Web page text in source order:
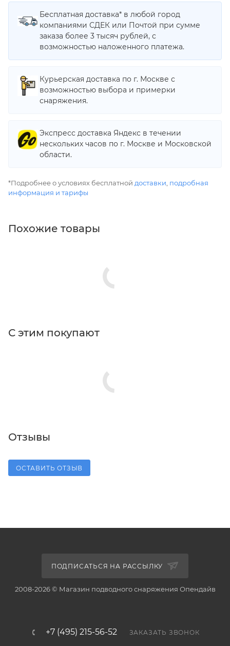
Бесплатная доставка* в любой город
компаниями СДЕК или Почтой при сумме
заказа более 3 тысяч рублей, с
возможностью наложенного платежа.
Курьерская доставка по г. Москве с
возможностью выбора и примерки
снаряжения.
Экспресс доставка Яндекс в течении
нескольких часов по г. Москве и Московской
области.
*Подробнее о условиях бесплатной доставки подробная
информация и тарифы
Похожие товары
С этим покупают
Отзывы
ОСТАВИТЬ ОТЗЫВ
ПОДПИСАТЬСЯ НА РАССЫЛКУ
2008-2026 © Магазин подводного снаряжения Опендайв
+7 (495) 215-56-52 ЗАКАЗАТЬ ЗВОНОК